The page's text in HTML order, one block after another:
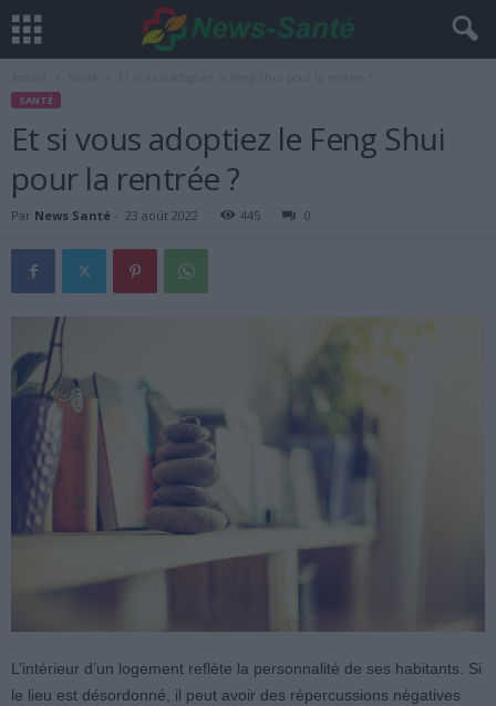
SANTÉ
Et si vous adoptiez le Feng Shui
pour la rentrée ?
Par News Santé - 23 août 2022 445 0
L’intérieur d’un logement reflète la personnalité de ses habitants. Si
le lieu est désordonné, il peut avoir des répercussions négatives